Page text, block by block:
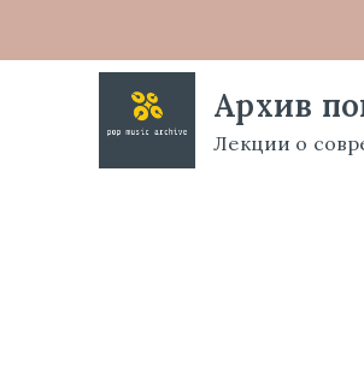
Архив
Лекции о